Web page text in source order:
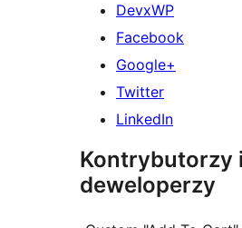
DevxWP
Facebook
Google+
Twitter
LinkedIn
Kontrybutorzy i
deweloperzy